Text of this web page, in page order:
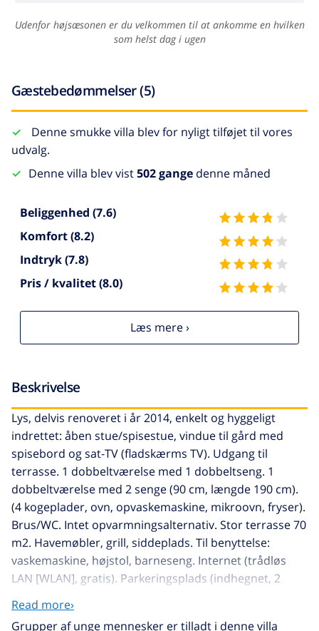
Udenfor højsæsonen er du velkommen til at ankomme en hvilken
som helst dag i ugen
Gæstebedømmelser (5)
Denne smukke villa blev for nyligt tilføjet til vores
udvalg.
Denne villa blev vist502 gange denne måned
Beliggenhed (7.6)
Komfort(8.2)
Indtryk(7.8)
Pris / kvalitet(8.0)
Læs mere ›
Beskrivelse
Lys, delvis renoveret i år 2014, enkelt og hyggeligt
indrettet: åben stue/spisestue, vindue til gård med
spisebord og sat-TV (fladskærms TV). Udgang til
terrasse. 1 dobbeltværelse med 1 dobbeltseng. 1
dobbeltværelse med 2 senge (90 cm, længde 190 cm).
(4 kogeplader, ovn, opvaskemaskine, mikroovn, fryser).
Brus/WC. Intet opvarmningsalternativ. Stor terrasse 70
m2. Havemøbler, grill, siddeplads. Til benyttelse:
vaskemaskine, højstol, barneseng. Internet (trådløs
LAN [WLAN], gratis). Parkeringsplads (indhegnet, 2
Biler). Bemærk venligst: velegnet for familier. Ikke-ryger
hus. TV kun DE. HUTG016177
Read more›
Grupper af unge mennesker er tilladt i denne villa